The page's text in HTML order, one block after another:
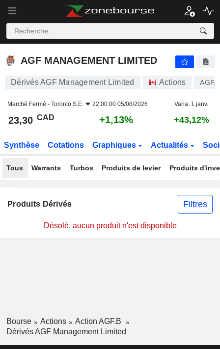
AGF MANAGEMENT LIMITED
AGF MANAGEMENT LIMITED
Dérivés AGF Management Limited Actions AGF.B
Marché Fermé - Toronto S.E. 22:00:00 05/08/2026 Varia. 1 janv.
23,30 CAD +1,13% +43,12%
Synthèse Cotations Graphiques Actualités
Tous Warrants Turbos Produits de levier Produits
Produits Dérivés Filtres
Désolé, aucun produit n'est disponible
Bourse Actions
Action AGF.B
Dérivés AGF Management Limited